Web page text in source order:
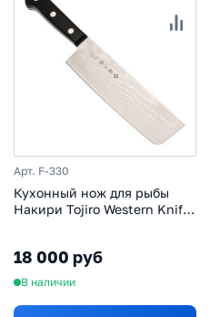
Арт. F-330
Кухонный нож для рыбы
Накири Tojiro Western Knife
древесина, черный
18 000 руб
В наличии